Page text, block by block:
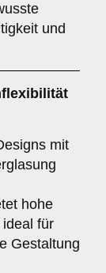
und
mit
hohe
für
Gestaltung